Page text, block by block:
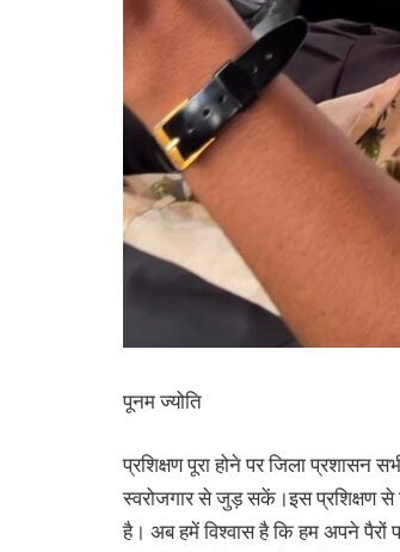
पूनम ज्योति
प्रशिक्षण पूरा होने पर जिला प्रशासन
स्वरोजगार से जुड़ सकें।इस प्रशिक्षण से
है। अब हमें विश्वास है कि हम अपने